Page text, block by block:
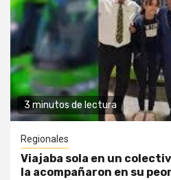
3 minutos de lectura
Regionales
Viajaba sola en un
la acompañaron en su